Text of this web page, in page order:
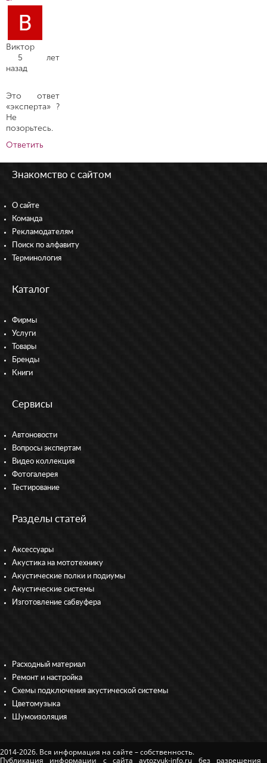
Виктор
5 лет
назад
Это ответ
«эксперта» ?
Не
позорьтесь.
Ответить
Знакомство с сайтом
О сайте
Команда
Рекламодателям
Поиск по алфавиту
Терминология
Каталог
Фирмы
Услуги
Товары
Бренды
Книги
Сервисы
Автоновости
Вопросы экспертам
Видео коллекция
Фотогалерея
Тестирование
Разделы статей
Аксессуары
Акустика на мототехнику
Акустические полки и подиумы
Акустические системы
Изготовление сабвуфера
Расходный материал
Ремонт и настройка
Схемы подключения акустической системы
Цветомузыка
Шумоизоляция
2014-2026. Вся информация на сайте – собственность.
Публикация информации с сайта avtozvuk-info.ru без разрешения